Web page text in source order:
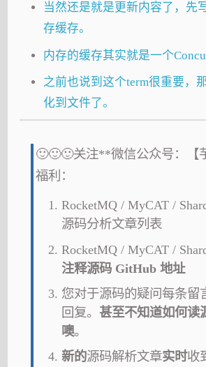
当然还是就是更新内容了，先
存缓存。
内存的缓存其实就是一个
之前也说到这个term很重要，
化到文件了。
🙂🙂🙂关注**微信公众号：【
福利：
RocketMQ / MyCAT /
源码分析文章列表
RocketMQ / MyCAT /
注释源码 GitHub 地址
您对于源码的疑问每条留
回复。 甚至不知道如何读
噢。
新的源码解析文章实时收